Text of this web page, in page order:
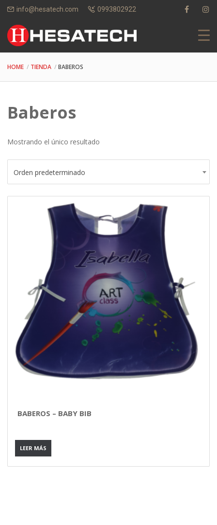
info@hesatech.com 0993802922
HOME TIENDA BABEROS
Baberos
Mostrando el único resultado
Orden predeterminado
BABEROS – BABY BIB
LEER MÁS